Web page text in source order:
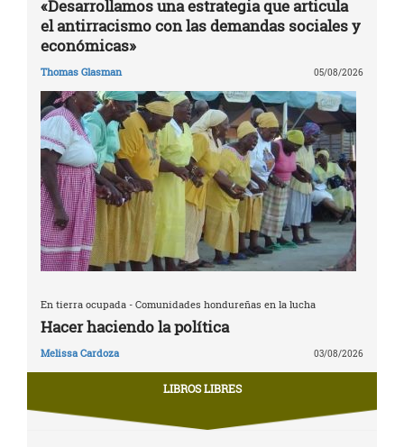
«Desarrollamos una estrategia que articula
el antirracismo con las demandas sociales y
económicas»
Thomas Glasman 05/08/2026
En tierra ocupada - Comunidades hondureñas en la lucha
Hacer haciendo la política
Melissa Cardoza 03/08/2026
LIBROS LIBRES